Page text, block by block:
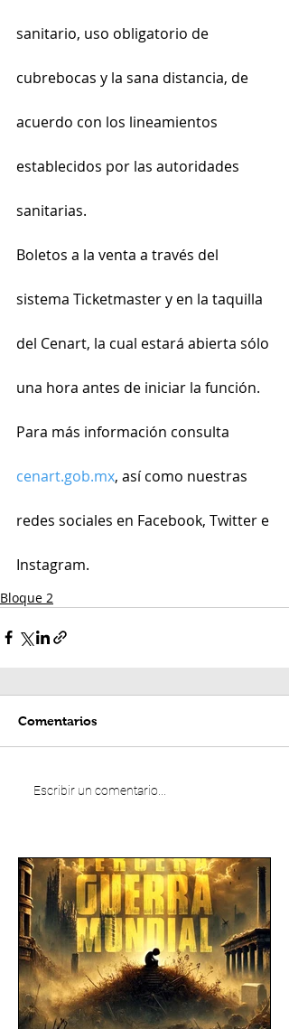
sanitario, uso obligatorio de
cubrebocas y la sana distancia, de
acuerdo con los lineamientos
establecidos por las autoridades
sanitarias.
Boletos a la venta a través del
sistema Ticketmaster y en la taquilla
del Cenart, la cual estará abierta sólo
una hora antes de iniciar la función.
Para más información consulta
cenart.gob.mx, así como nuestras
redes sociales en Facebook, Twitter e
Instagram.
Bloque 2
Comentarios
Escribir un comentario...